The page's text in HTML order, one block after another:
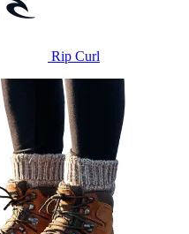
Rip Curl